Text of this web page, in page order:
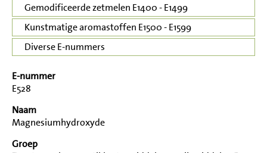
Gemodificeerde zetmelen E1400 - E1499
Kunstmatige aromastoffen E1500 - E1599
Diverse E-nummers
E-nummer
E528
Naam
Magnesiumhydroxyde
Groep